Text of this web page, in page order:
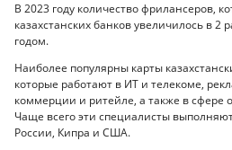
В 2023 году количество фрилансеров,
казахстанских банков увеличилось в 2
годом.
Наиболее популярны карты
которые работают в ИТ и телекоме,
коммерции и ритейле, а также в сфере
Чаще всего эти специалисты
России, Кипра и США.